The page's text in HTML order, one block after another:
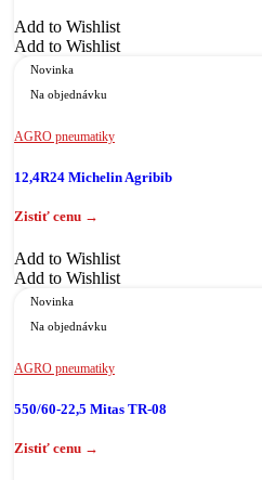
Add to Wishlist
Add to Wishlist
Novinka
Na objednávku
AGRO pneumatiky
12,4R24 Michelin Agribib
Add to Wishlist
Add to Wishlist
Novinka
Na objednávku
AGRO pneumatiky
550/60-22,5 Mitas TR-08